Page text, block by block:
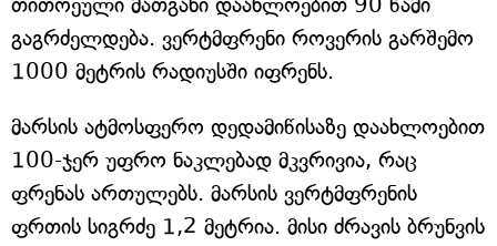
თითოეული მათგანი დაახლოებით 90 წამი
გაგრძელდება. ვერტმფრენი როვერის გარშემო
1000 მეტრის რადიუსში იფრენს.
მარსის ატმოსფერო დედამიწისაზე დაახლოებით
100-ჯერ უფრო ნაკლებად მკვრივია, რაც
ფრენას ართულებს. მარსის ვერტმფრენის
ფრთის სიგრძე 1,2 მეტრია. მისი ძრავის ბრუნვის